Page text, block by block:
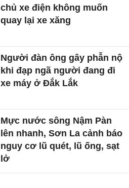
chủ xe điện không muốn
quay lại xe xăng
Người đàn ông gây phẫn nộ
khi đạp ngã người đang đi
xe máy ở Đắk Lắk
Mực nước sông Nậm Pàn
lên nhanh, Sơn La cảnh báo
nguy cơ lũ quét, lũ ống, sạt
lở